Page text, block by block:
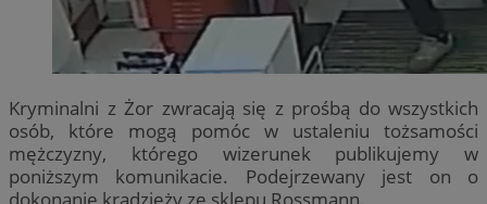
Kryminalni z Żor zwracają się z prośbą do wszystkich
osób, które mogą pomóc w ustaleniu tożsamości
mężczyzny, którego wizerunek publikujemy w
poniższym komunikacie. Podejrzewany jest on o
dokonanie kradzieży ze sklepu Rossmann.